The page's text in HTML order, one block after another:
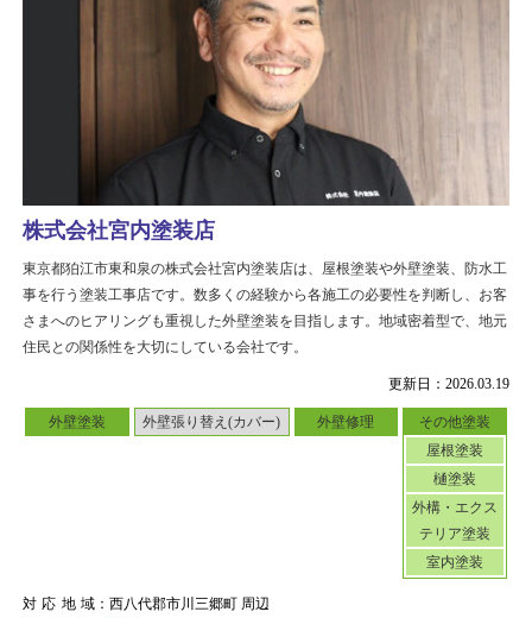
更新日：2026.03.19
外壁塗装 外壁張り替え(カバー) 外壁修理
その他塗装
屋根塗装
樋塗装
外構・エクス
テリア塗装
室内塗装
対応地域：西八代郡市川三郷町 周辺
株式会社宮内塗装店
東京都狛江市東和泉の株式会社宮内塗装店は、屋根塗装や外壁塗装、防水工
事を行う塗装工事店です。数多くの経験から各施工の必要性を判断し、お客
さまへのヒアリングも重視した外壁塗装を目指します。地域密着型で、地元
住民との関係性を大切にしている会社です。